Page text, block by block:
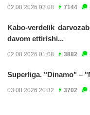
02.08.2026 03:08 7144
Kabo-verdelik
davom ettirishi...
02.08.2026 01:08 3882
Superliga. "Dinamo" –
03.08.2026 20:32 3702